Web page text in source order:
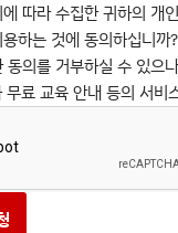
따라 수집한 귀하의 개
하는 것에 동의하십니
동의를 거부하실 수 있으
료 교육 안내 등의 서비